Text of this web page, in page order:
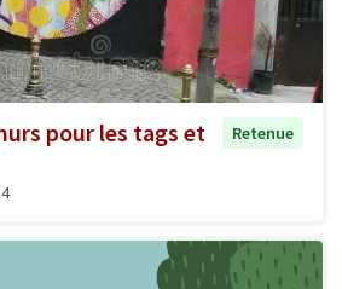
pour les tags et
Retenue